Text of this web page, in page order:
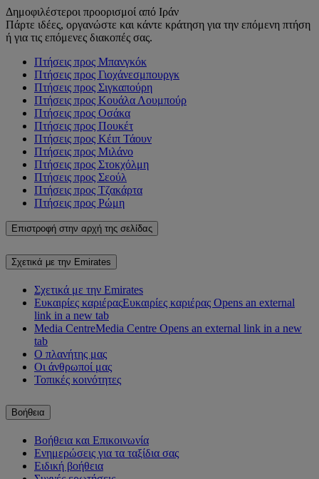
Δημοφιλέστεροι προορισμοί από Ιράν
Πάρτε ιδέες, οργανώστε και κάντε κράτηση για την επόμενη πτήση
ή για τις επόμενες διακοπές σας.
Πτήσεις προς Μπανγκόκ
Πτήσεις προς Γιοχάνεσμπουργκ
Πτήσεις προς Σιγκαπούρη
Πτήσεις προς Κουάλα Λουμπούρ
Πτήσεις προς Οσάκα
Πτήσεις προς Πουκέτ
Πτήσεις προς Κέιπ Τάουν
Πτήσεις προς Μιλάνο
Πτήσεις προς Στοκχόλμη
Πτήσεις προς Σεούλ
Πτήσεις προς Τζακάρτα
Πτήσεις προς Ρώμη
Επιστροφή στην αρχή της σελίδας
Σχετικά με την Emirates
Σχετικά με την Emirates
Ευκαιρίες καριέραςΕυκαιρίες καριέρας Opens an external
link in a new tab
Media CentreMedia Centre Opens an external link in a new
tab
Ο πλανήτης μας
Οι άνθρωποί μας
Τοπικές κοινότητες
Βοήθεια
Βοήθεια και Επικοινωνία
Ενημερώσεις για τα ταξίδια σας
Ειδική βοήθεια